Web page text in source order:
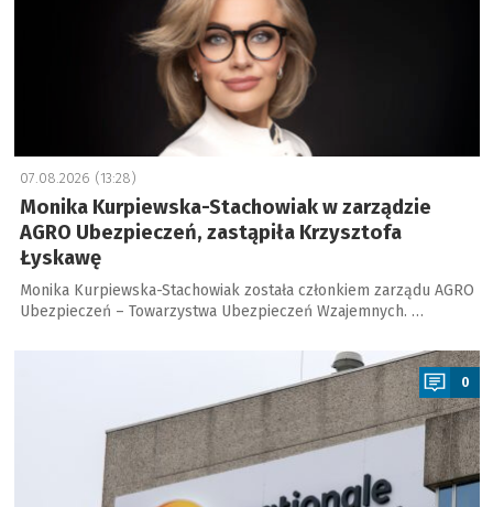
07.08.2026 (13:28)
Monika Kurpiewska-Stachowiak w zarządzie
AGRO Ubezpieczeń, zastąpiła Krzysztofa
Łyskawę
Monika Kurpiewska-Stachowiak została członkiem zarządu AGRO
Ubezpieczeń – Towarzystwa Ubezpieczeń Wzajemnych. …
0